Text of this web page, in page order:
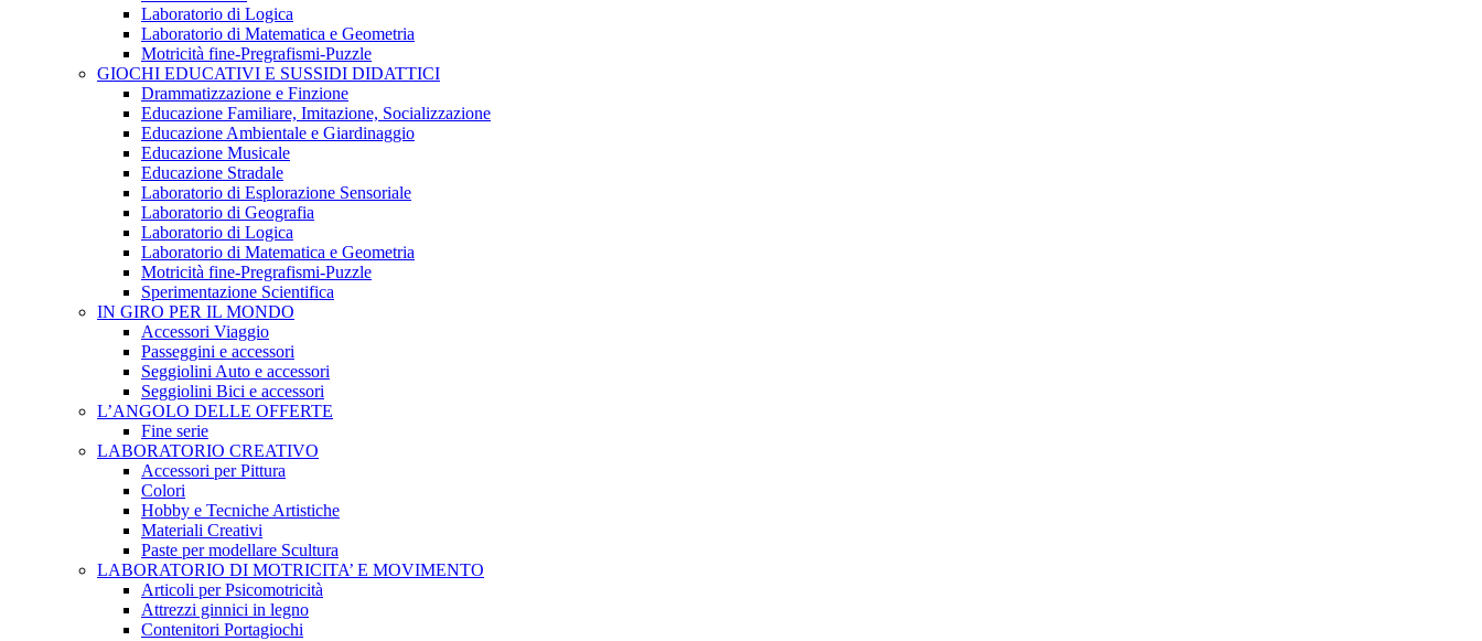
Laboratorio di Logica
Laboratorio di Matematica e Geometria
Motricità fine-Pregrafismi-Puzzle
GIOCHI EDUCATIVI E SUSSIDI DIDATTICI
Drammatizzazione e Finzione
Educazione Familiare, Imitazione, Socializzazione
Educazione Ambientale e Giardinaggio
Educazione Musicale
Educazione Stradale
Laboratorio di Esplorazione Sensoriale
Laboratorio di Geografia
Laboratorio di Logica
Laboratorio di Matematica e Geometria
Motricità fine-Pregrafismi-Puzzle
Sperimentazione Scientifica
IN GIRO PER IL MONDO
Accessori Viaggio
Passeggini e accessori
Seggiolini Auto e accessori
Seggiolini Bici e accessori
L’ANGOLO DELLE OFFERTE
Fine serie
LABORATORIO CREATIVO
Accessori per Pittura
Colori
Hobby e Tecniche Artistiche
Materiali Creativi
Paste per modellare Scultura
LABORATORIO DI MOTRICITA’ E MOVIMENTO
Articoli per Psicomotricità
Attrezzi ginnici in legno
Contenitori Portagiochi